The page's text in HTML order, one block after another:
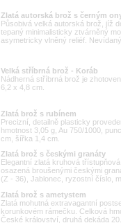
Zlatá autorská brož s černým
Působivá velká autorská brož, jíž
tepaný minimalisticky ztvárněný
asymetricky vlněný reliéf.
Velká stříbrná brož - Koráb
Nádherná stříbrná brož je
6,2 x 4,8 cm.
Zlatá brož s rubínem
Precizní, detailně plasticky
hmotnost 3,05 g, Au 750/1000,
cm, šířka 1,4 cm.
Zlatá brož s českými granáty
Elegantní zlatá kruhová
osazená broušenými českými
(Z - 36), Jablonec, ryzostní číslo,
Zlatá brož s ametystem
Zlatá mohutná extravagantní
korunkovém rámečku. Celková
České království, druhá dekáda